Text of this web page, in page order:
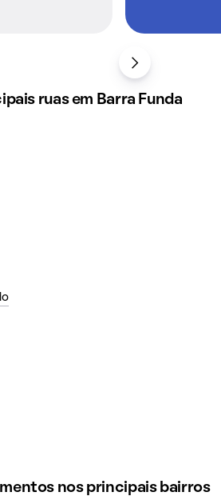
ruas em Barra Funda
nos principais bairros